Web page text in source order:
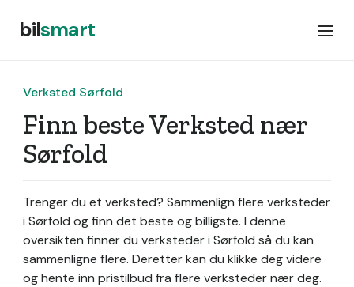
bilsmart
Verksted Sørfold
Finn beste Verksted nær
Sørfold
Trenger du et verksted? Sammenlign flere verksteder
i Sørfold og finn det beste og billigste. I denne
oversikten finner du verksteder i Sørfold så du kan
sammenligne flere. Deretter kan du klikke deg videre
og hente inn pristilbud fra flere verksteder nær deg.